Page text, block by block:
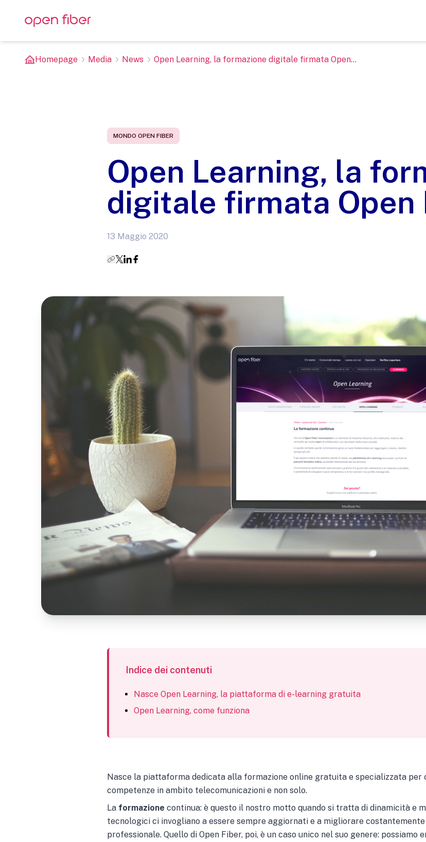
Homepage Media News Open Learning, la formazione digitale firmata Open...
MONDO OPEN FIBER
Open Learning, la
digitale firmata Open
13 Maggio 2020
Indice dei contenuti
Nasce Open Learning, la piattaforma di e-learning gratuita
Open Learning, come funziona
Nasce la piattaforma dedicata alla formazione online gratuita e specializzata
competenze in ambito telecomunicazioni e non solo.
La formazione continua: è questo il nostro motto quando si tratta di dinamicità e
tecnologici ci invogliano a essere sempre aggiornati e a migliorare
professionale. Quello di Open Fiber, poi, è un caso unico nel suo genere: